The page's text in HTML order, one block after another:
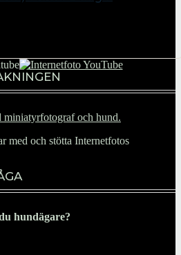
med och stötta Internetfotos
hundägare?